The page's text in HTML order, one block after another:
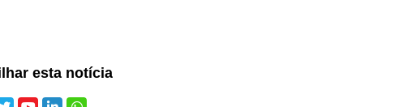
esta notícia